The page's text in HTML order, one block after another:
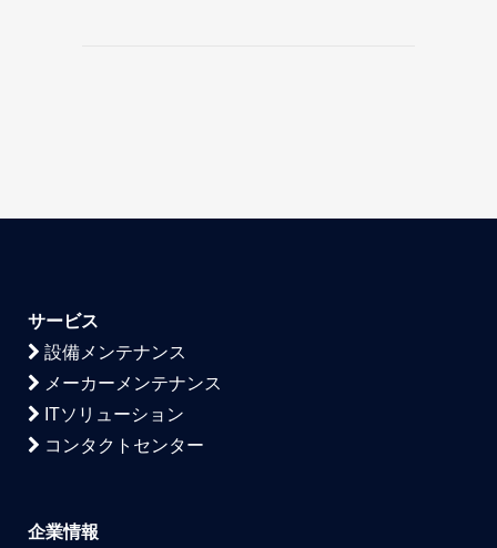
サービス
設備メンテナンス
メーカーメンテナンス
ITソリューション
コンタクトセンター
企業情報